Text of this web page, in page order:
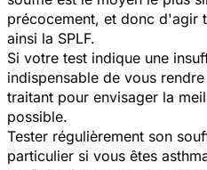
précocement, et donc d'agir
ainsi la SPLF.
Si votre test indique une
indispensable de vous
traitant pour envisager la
possible.
Tester régulièrement son
particulier si vous êtes